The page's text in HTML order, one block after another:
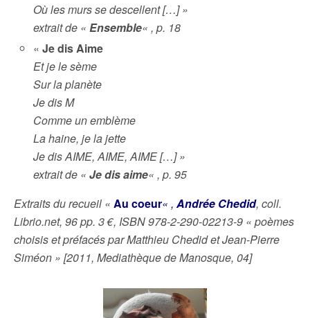
Où les murs se descellent […] »
extrait de «Ensemble« , p. 18
«Je dis Aime
Et je le sème
Sur la planète
Je dis M
Comme un emblème
La haine, je la jette
Je dis AIME, AIME, AIME […] »
extrait de «Je dis aime« , p. 95
Extraits du recueil « Au coeur« , Andrée Chedid, coll.
Librio.net, 96 pp. 3 €, ISBN 978-2-290-02213-9 « poèmes
choisis et préfacés par Matthieu Chedid et Jean-Pierre
Siméon » [2011, Mediathèque de Manosque, 04]